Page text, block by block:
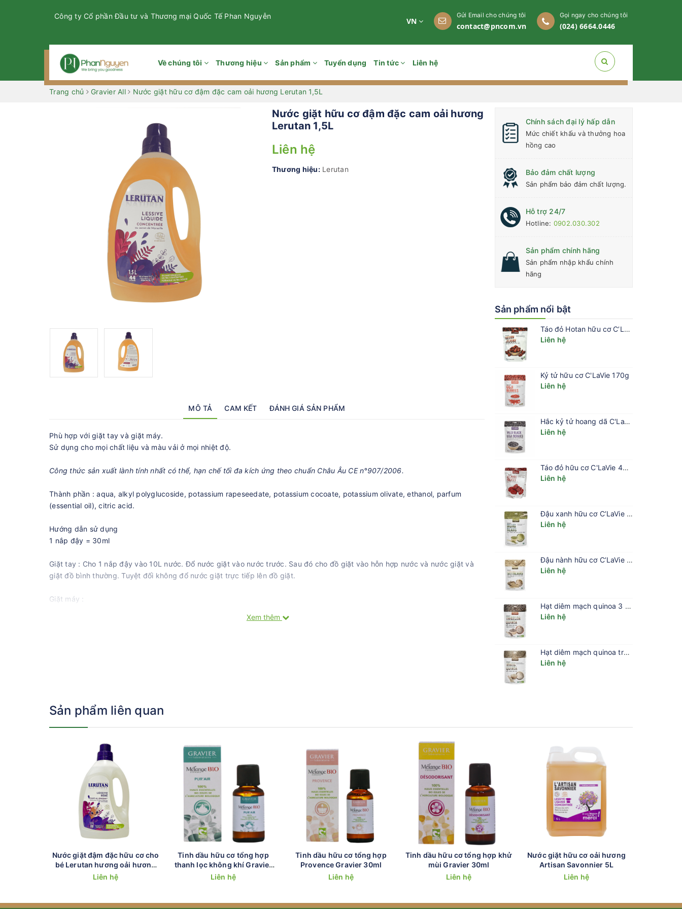
Công ty Cổ phần Đầu tư và Thương mại Quốc Tế Phan Nguyễn
VN
Gửi Email cho chúng tôi
contact@pncom.vn
Gọi ngay cho chúng tôi
(024) 6664.0446
Về chúng tôi Thương hiệu Sản phẩm Tuyển dụng Tin tức Liên hệ
Trang chủ Gravier All Nước giặt hữu cơ đậm đặc cam oải hương Lerutan 1,5L
Nước giặt hữu cơ đậm đặc cam oải hương
Lerutan 1,5L
Liên hệ
Thương hiệu: Lerutan
MÔ TẢ CAM KẾT ĐÁNH GIÁ SẢN PHẨM
Phù hợp với giặt tay và giặt máy.
Sử dụng cho mọi chất liệu và màu vải ở mọi nhiệt độ.
Công thức sản xuất lành tính nhất có thể, hạn chế tối đa kích ứng theo chuẩn Châu Âu CE n°907/2006.
Thành phần : aqua, alkyl polyglucoside, potassium rapeseedate, potassium cocoate, potassium olivate, ethanol, parfum
(essential oil), citric acid.
Hướng dẫn sử dụng
1 nắp đậy = 30ml
Giặt tay : Cho 1 nắp đậy vào 10L nước. Đổ nước giặt vào nước trước. Sau đó cho đồ giặt vào hỗn hợp nước và nước giặt và
giặt đồ bình thường. Tuyệt đối không đổ nước giặt trực tiếp lên đồ giặt.
Giặt máy :
Xuất xứ thương hiệu: Pháp
Chứng nhận hữu cơ bởi Nature & Progrès và kiểm định độc lập Visagro (Certipaq 75015 Paris).
Xem thêm
Chính sách đại lý hấp dẫn
Mức chiết khấu và thưởng hoa
hồng cao
Bảo đảm chất lượng
Sản phẩm bảo đảm chất lượng.
Hỗ trợ 24/7
Hotline: 0902.030.302
Sản phẩm chính hãng
Sản phẩm nhập khẩu chính
hãng
Sản phẩm nổi bật
Táo đỏ Hotan hữu cơ C’LaVie 450g
Liên hệ
Kỷ tử hữu cơ C'LaVie 170g
Liên hệ
Hắc kỷ tử hoang dã C'LaVie 100g (20g x 5 gói)
Liên hệ
Táo đỏ hữu cơ C'LaVie 450g
Liên hệ
Đậu xanh hữu cơ C’LaVie 200g
Liên hệ
Đậu nành hữu cơ C’LaVie 200g
Liên hệ
Hạt diêm mạch quinoa 3 màu hữu cơ C’LaVie 200g
Liên hệ
Hạt diêm mạch quinoa trắng hữu cơ C’LaVie 200g
Liên hệ
Sản phẩm liên quan
Nước giặt đậm đặc hữu cơ cho
bé Lerutan hương oải hương
1.5L
Liên hệ
Tinh dầu hữu cơ tổng hợp
thanh lọc không khí Gravier
30ml
Liên hệ
Tinh dầu hữu cơ tổng hợp
Provence Gravier 30ml
Liên hệ
Tinh dầu hữu cơ tổng hợp khử
mùi Gravier 30ml
Liên hệ
Nước giặt hữu cơ oải hương
Artisan Savonnier 5L
Liên hệ